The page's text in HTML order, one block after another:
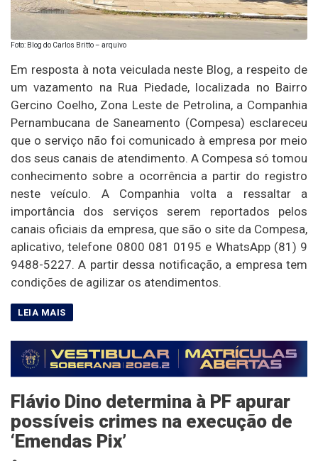
Foto: Blog do Carlos Britto – arquivo
Em resposta à nota veiculada neste Blog, a respeito de
um vazamento na Rua Piedade, localizada no Bairro
Gercino Coelho, Zona Leste de Petrolina, a Companhia
Pernambucana de Saneamento (Compesa) esclareceu
que o serviço não foi comunicado à empresa por meio
dos seus canais de atendimento. A Compesa só tomou
conhecimento sobre a ocorrência a partir do registro
neste veículo. A Companhia volta a ressaltar a
importância dos serviços serem reportados pelos
canais oficiais da empresa, que são o site da Compesa,
aplicativo, telefone 0800 081 0195 e WhatsApp (81) 9
9488-5227. A partir dessa notificação, a empresa tem
condições de agilizar os atendimentos.
Flávio Dino determina à PF apurar
possíveis crimes na execução de
‘Emendas Pix’